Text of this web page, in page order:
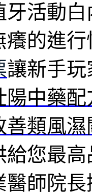
牙活動
癢的進
讓新手
陽中藥配
善類風
給您最
醫師院